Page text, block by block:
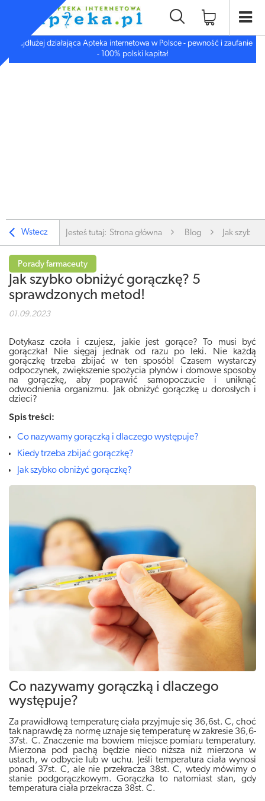
Najdłużej działająca Apteka internetowa w Polsce - pewność i zaufanie
- 100% polski kapitał
Wstecz Jesteś tutaj: Strona główna Blog Jak
Jak szybko obniżyć gorączkę? 5
sprawdzonych metod!
01.09.2023
Porady farmaceuty
Dotykasz czoła i czujesz, jakie jest gorące? To musi być
gorączka! Nie sięgaj jednak od razu po leki. Nie każdą
gorączkę trzeba zbijać w ten sposób! Czasem wystarczy
odpoczynek, zwiększenie spożycia płynów i domowe sposoby
na gorączkę, aby poprawić samopoczucie i uniknąć
odwodnienia organizmu. Jak obniżyć gorączkę u dorosłych i
dzieci?
Spis treści:
Co nazywamy gorączką i dlaczego występuje?
Kiedy trzeba zbijać gorączkę?
Jak szybko obniżyć gorączkę?
Co nazywamy gorączką i dlaczego
występuje?
Za prawidłową temperaturę ciała przyjmuje się 36,6st. C, choć
tak naprawdę za normę uznaje się temperaturę w zakresie 36,6-
37st. C. Znaczenie ma bowiem miejsce pomiaru temperatury.
Mierzona pod pachą będzie nieco niższa niż mierzona w
ustach, w odbycie lub w uchu. Jeśli temperatura ciała wynosi
ponad 37st. C, ale nie przekracza 38st. C, wtedy mówimy o
stanie podgorączkowym. Gorączka to natomiast stan, gdy
temperatura ciała przekracza 38st. C.